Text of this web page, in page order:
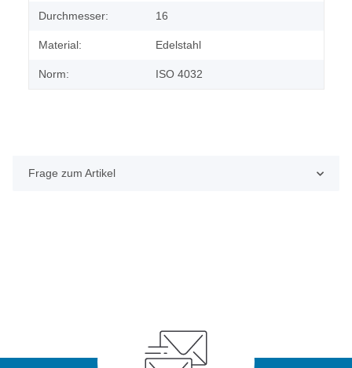
Durchmesser: 16
Material: Edelstahl
Norm: ISO 4032
Frage zum Artikel